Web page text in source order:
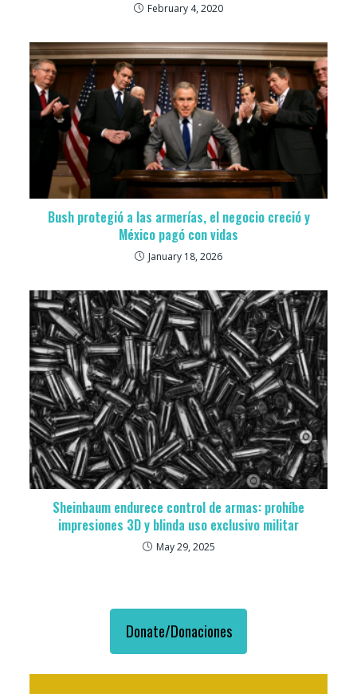
February 4, 2020
Bush protegió a las armerías, el negocio creció y
México pagó con vidas
January 18, 2026
Sheinbaum endurece control de armas: prohíbe
impresiones 3D y blinda uso exclusivo militar
May 29, 2025
Donate/Donaciones